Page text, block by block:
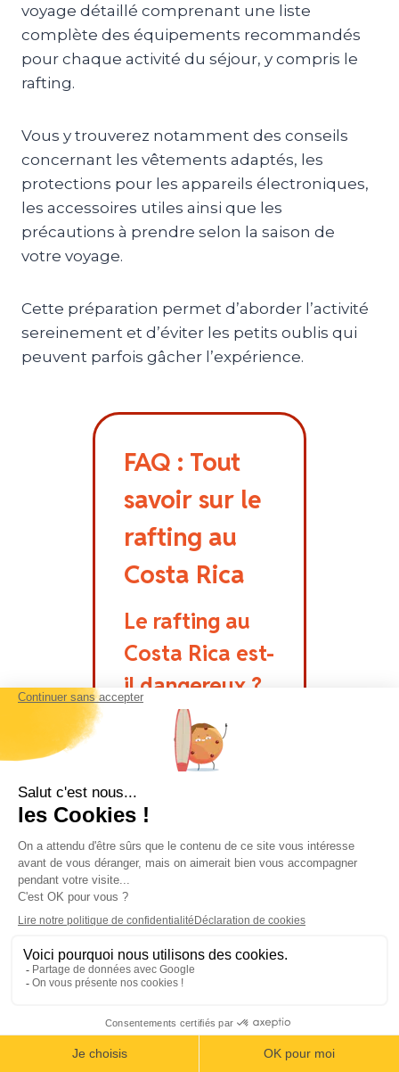
voyage détaillé comprenant une liste
complète des équipements recommandés
pour chaque activité du séjour, y compris le
rafting.
Vous y trouverez notamment des conseils
concernant les vêtements adaptés, les
protections pour les appareils électroniques,
les accessoires utiles ainsi que les
précautions à prendre selon la saison de
votre voyage.
Cette préparation permet d’aborder l’activité
sereinement et d’éviter les petits oublis qui
peuvent parfois gâcher l’expérience.
FAQ : Tout
savoir sur le
rafting au
Costa Rica
Le rafting au
Costa Rica est-
il dangereux ?
Comme toute
activité de pleine
nature, le rafting
comporte une part
de risque.
Toutefois, les
excursions sont
encadrées par des
professionnels
expérimentés et le
sécurité est fourni.
Le choix d’une